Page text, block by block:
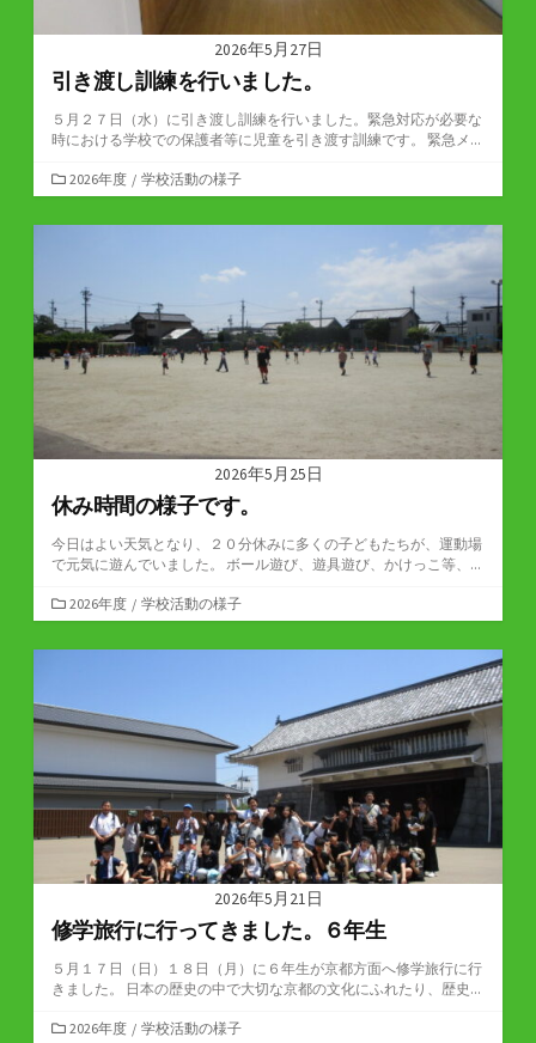
2026年5月27日
引き渡し訓練を行いました。
５月２７日（水）に引き渡し訓練を行いました。緊急対応が必要な
時における学校での保護者等に児童を引き渡す訓練です。 緊急メ...
カ
テ
ゴ
2026年度 / 学校活動の様子
2026年5月25日
休み時間の様子です。
今日はよい天気となり、２０分休みに多くの子どもたちが、運動場
で元気に遊んでいました。 ボール遊び、遊具遊び、かけっこ等、...
カ
テ
ゴ
2026年度 / 学校活動の様子
2026年5月21日
修学旅行に行ってきました。６年生
５月１７日（日）１８日（月）に６年生が京都方面へ修学旅行に行
きました。 日本の歴史の中で大切な京都の文化にふれたり、歴史...
カ2026年度 / 学校活動の様子